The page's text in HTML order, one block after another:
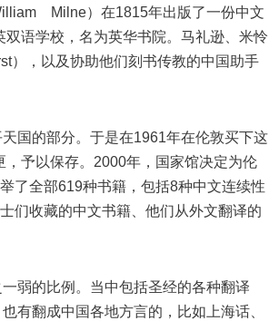
Milne）在1815年出版了一份中文
语学校，名为英华书院。马礼逊、米怜
，以及协助他们刻书传教的中国助手
国的部分。于是在1961年在伦敦买下这
予以保存。2000年，国家馆决定为伦
了全部619种书籍，包括8种中文连续性
们收藏的中文书籍、他们从外文翻译的
弱的比例。当中包括圣经的各种翻译
有翻成中国各地方言的，比如上海话、